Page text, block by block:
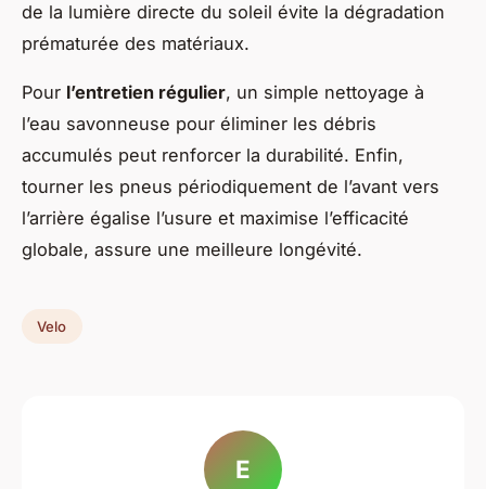
de la lumière directe du soleil évite la dégradation
prématurée des matériaux.
Pour l’entretien régulier, un simple nettoyage à
l’eau savonneuse pour éliminer les débris
accumulés peut renforcer la durabilité. Enfin,
tourner les pneus périodiquement de l’avant vers
l’arrière égalise l’usure et maximise l’efficacité
globale, assure une meilleure longévité.
Velo
E